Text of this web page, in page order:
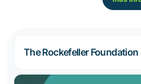
The Rockefeller Foundation